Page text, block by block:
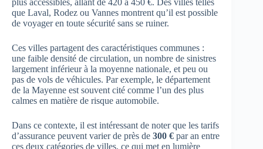
plus accessibles, allant de 420 à 450 €. Des villes telles
que Laval, Rodez ou Vannes montrent qu’il est possible
de voyager en toute sécurité sans se ruiner.
Ces villes partagent des caractéristiques communes :
une faible densité de circulation, un nombre de sinistres
largement inférieur à la moyenne nationale, et peu ou
pas de vols de véhicules. Par exemple, le département
de la Mayenne est souvent cité comme l’un des plus
calmes en matière de risque automobile.
Dans ce contexte, il est intéressant de noter que les tarifs
d’assurance peuvent varier de près de 300 € par an entre
ces deux catégories de villes, ce qui met en lumière